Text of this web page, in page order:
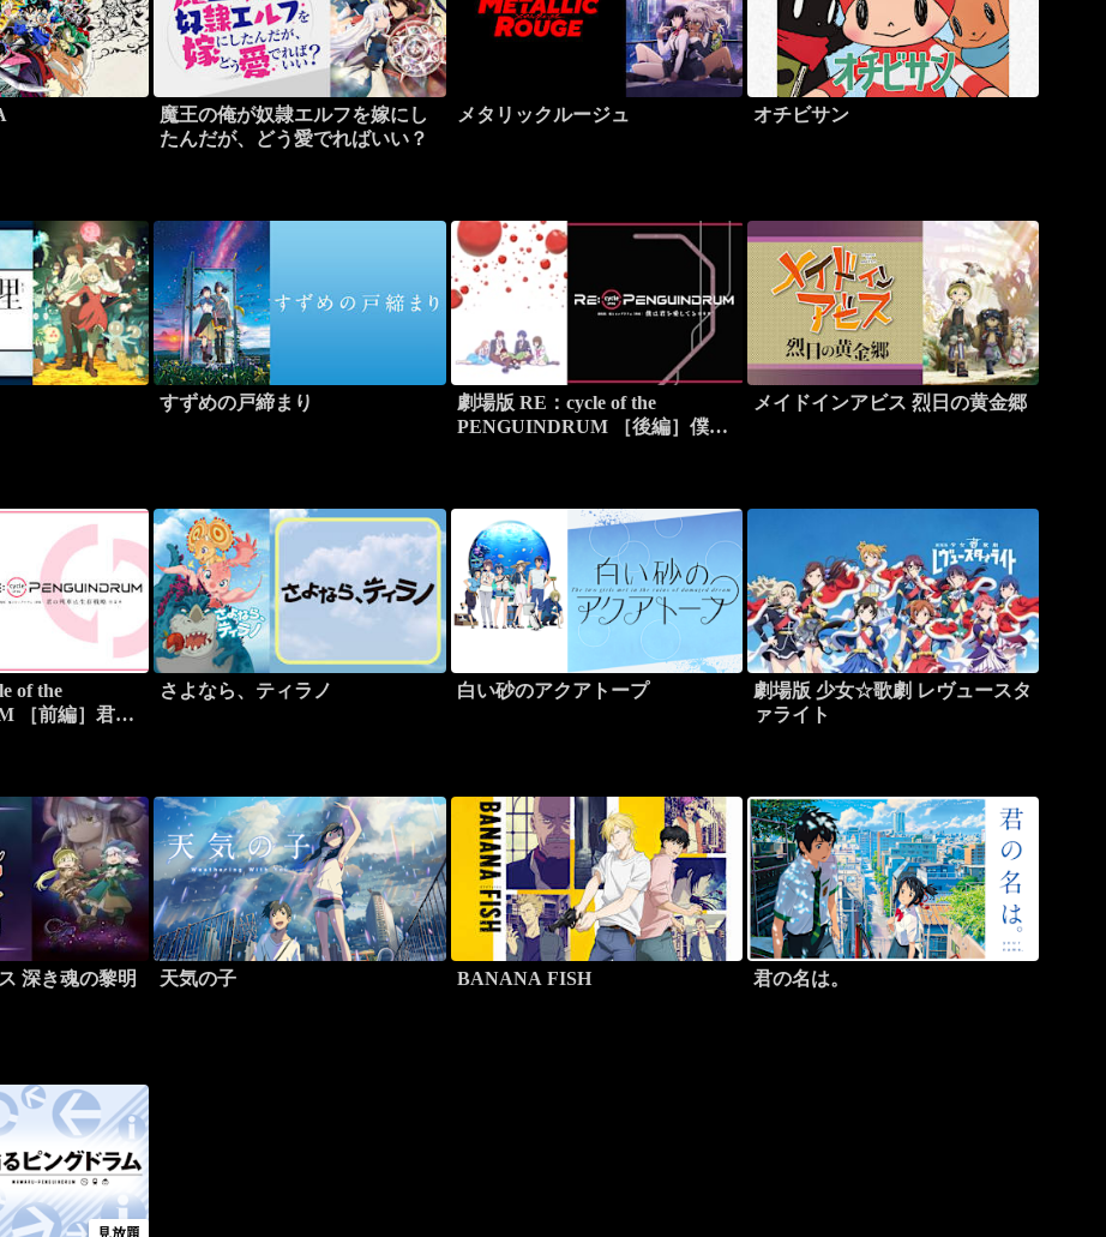
魔王の俺が奴隷エルフを嫁にし
たんだが、どう愛でればいい？
メタリックルージュ オチビサン
すずめの戸締まり
劇場版 RE：cycle of the
PENGUINDRUM ［後編］僕は
メイドインアビス 烈日の黄金郷
of the
［前編］君の
さよなら、ティラノ 白い砂のアクアトープ
劇場版 少女☆歌劇 レヴュースタ
ァライト
深き魂の黎明 天気の子 BANANA FISH 君の名は。
見放題